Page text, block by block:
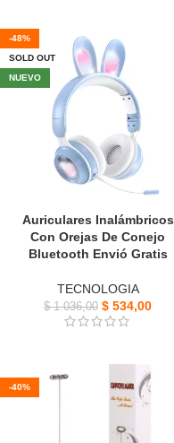
-48%
SOLD OUT
NUEVO
Auriculares Inalámbricos
Con Orejas De Conejo
Bluetooth Envió Gratis
TECNOLOGIA
$1.036,00 $ 534,00
-40%